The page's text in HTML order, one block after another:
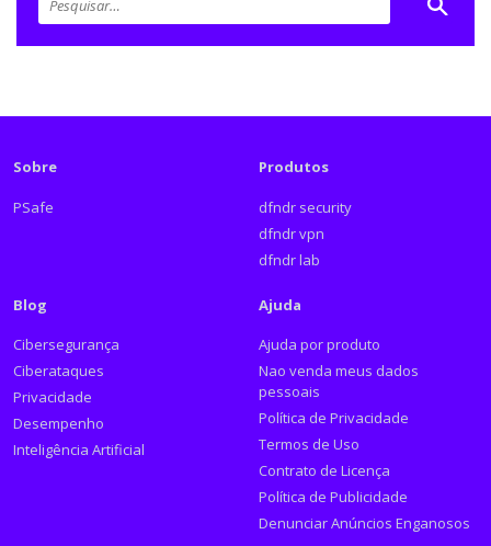
Sobre
PSafe
Produtos
dfndr security
dfndr vpn
dfndr lab
Blog
Cibersegurança
Ciberataques
Privacidade
Desempenho
Inteligência Artificial
Ajuda
Ajuda por produto
Nao venda meus dados
pessoais
Política de Privacidade
Termos de Uso
Contrato de Licença
Política de Publicidade
Denunciar Anúncios Enganosos